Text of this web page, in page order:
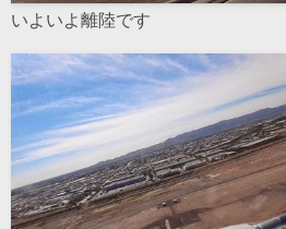
いよいよ離陸です